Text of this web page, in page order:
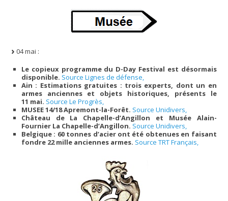
04 mai :
Le copieux programme du D-Day Festival est désormais
disponible. Source Lignes de défense,
Ain : Estimations gratuites : trois experts, dont un en
armes anciennes et objets historiques, présents le
11 mai. Source Le Progrès,
MUSEE 14/18 Apremont-la-Forêt. Source Unidivers,
Château de La Chapelle-d’Angillon et Musée Alain-
Fournier La Chapelle-d’Angillon. Source Unidivers,
Belgique : 60 tonnes d’acier ont été obtenues en faisant
fondre 22 mille anciennes armes. Source TRT Français,